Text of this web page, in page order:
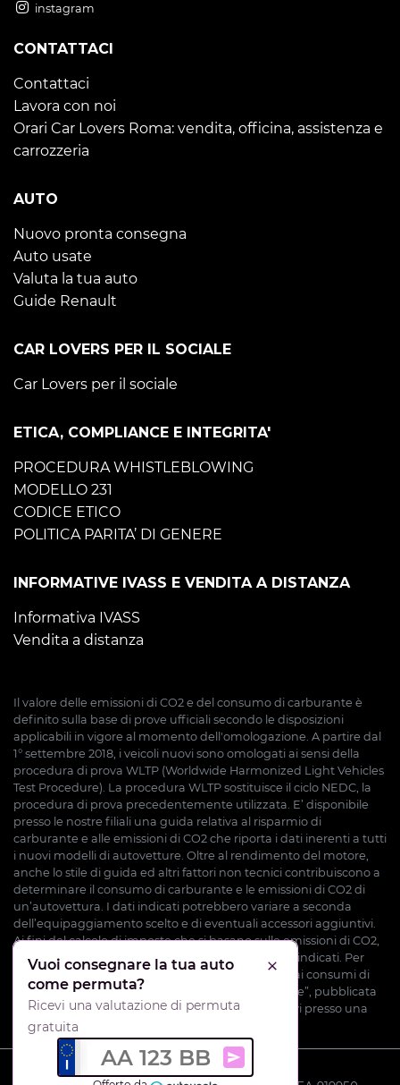
instagram
CONTATTACI
Contattaci
Lavora con noi
Orari Car Lovers Roma: vendita, officina, assistenza e
carrozzeria
AUTO
Nuovo pronta consegna
Auto usate
Valuta la tua auto
Guide Renault
CAR LOVERS PER IL SOCIALE
Car Lovers per il sociale
ETICA, COMPLIANCE E INTEGRITA'
PROCEDURA WHISTLEBLOWING
MODELLO 231
CODICE ETICO
POLITICA PARITA’ DI GENERE
INFORMATIVE IVASS E VENDITA A DISTANZA
Informativa IVASS
Vendita a distanza
Il valore delle emissioni di CO2 e del consumo di carburante è
definito sulla base di prove ufficiali secondo le disposizioni
applicabili in vigore al momento dell'omologazione. A partire dal
1° settembre 2018, i veicoli nuovi sono omologati ai sensi della
procedura di prova WLTP (Worldwide Harmonized Light Vehicles
Test Procedure). La procedura WLTP sostituisce il ciclo NEDC, la
procedura di prova precedentemente utilizzata. E’ disponibile
presso le nostre filiali una guida relativa al risparmio di
carburante e alle emissioni di CO2 che riporta i dati inerenti a tutti
i nuovi modelli di autovetture. Oltre al rendimento del motore,
anche lo stile di guida ed altri fattori non tecnici contribuiscono a
determinare il consumo di carburante e le emissioni di CO2 di
un’autovettura. I dati indicati potrebbero variare a seconda
dell’equipaggiamento scelto e di eventuali accessori aggiuntivi.
Ai fini del calcolo di imposte che si basano sulle emissioni di CO2,
potrebbero essere applicati valori diversi da quelli indicati. Per
ulteriori informazioni potete consultare la “Guida ai consumi di
carburante e alle emissioni di CO2 di nuove vetture”, pubblicata
dal Ministero dello Sviluppo Economico o rivolgervi presso una
delle nostre filiali.
Vuoi consegnare la tua auto
come permuta?
Chiudi
Ricevi una valutazione di permuta
gratuita
AA 123 BB
Ricevi una valutazione